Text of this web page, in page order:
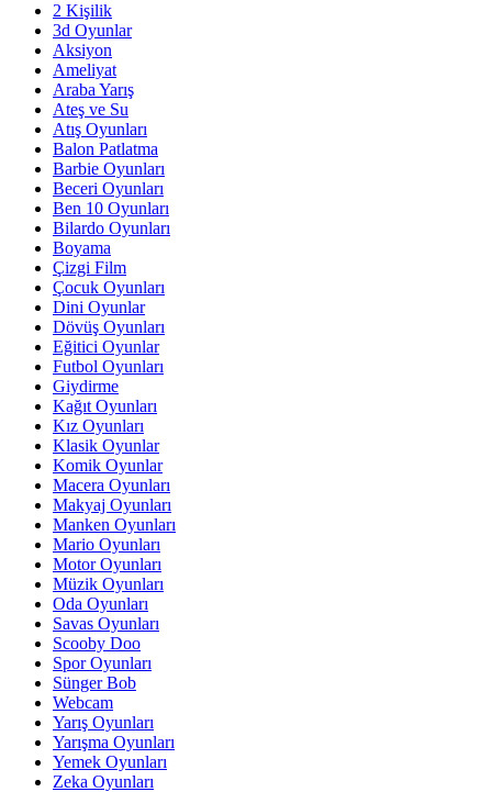
2 Kişilik
3d Oyunlar
Aksiyon
Ameliyat
Araba Yarış
Ateş ve Su
Atış Oyunları
Balon Patlatma
Barbie Oyunları
Beceri Oyunları
Ben 10 Oyunları
Bilardo Oyunları
Boyama
Çizgi Film
Çocuk Oyunları
Dini Oyunlar
Dövüş Oyunları
Eğitici Oyunlar
Futbol Oyunları
Giydirme
Kağıt Oyunları
Kız Oyunları
Klasik Oyunlar
Komik Oyunlar
Macera Oyunları
Makyaj Oyunları
Manken Oyunları
Mario Oyunları
Motor Oyunları
Müzik Oyunları
Oda Oyunları
Savas Oyunları
Scooby Doo
Spor Oyunları
Sünger Bob
Webcam
Yarış Oyunları
Yarışma Oyunları
Yemek Oyunları
Zeka Oyunları